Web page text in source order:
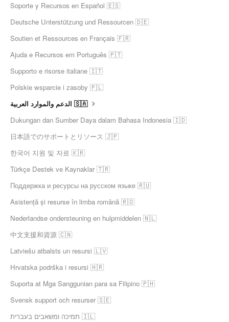
Soporte y Recursos en Español 🇪🇸
Deutsche Unterstützung und Ressourcen 🇩🇪
Soutien et Ressources en Français 🇫🇷
Ajuda e Recursos em Português 🇵🇹
Supporto e risorse italiane 🇮🇹
Polskie wsparcie i zasoby 🇵🇱
الدعم والموارد العربية 🇸🇦
Dukungan dan Sumber Daya dalam Bahasa Indonesia 🇮🇩
日本語でのサポートとリソース 🇯🇵
한국어 지원 및 자료 🇰🇷
Türkçe Destek ve Kaynaklar 🇹🇷
Поддержка и ресурсы на русском языке 🇷🇺
Asistență și resurse în limba română 🇷🇴
Nederlandse ondersteuning en hulpmiddelen 🇳🇱
中文支援和資源 🇨🇳
Latviešu atbalsts un resursi 🇱🇻
Hrvatska podrška i resursi 🇭🇷
Suporta at Mga Sanggunian para sa Filipino 🇵🇭
Svensk support och resurser 🇸🇪
תמיכה ומשאבים בעברית 🇮🇱